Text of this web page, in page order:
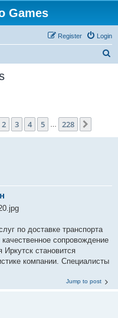
Games
Login
Register
1of 228
2 3 4 5 228
по доставке транспорта
сопровождение
становится
компании. Специалисты
Jump to post